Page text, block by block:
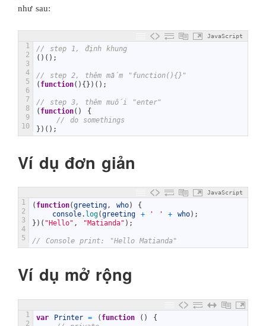
như sau:
JavaScript
1
2
3
4
5
6
7
8
9
10
// step 1, định khung
( ) ( ) ;
// step 2, thêm mắm "function(){}"
( function( ) {} ) ( ) ;
// step 3, thêm muối "enter"
( function( )
{
// do somethings
} ) ( ) ;
Ví dụ đơn giản
JavaScript
1
2
3
4
5
( function(greeting, who)
{
console. log(greeting + ' ' + who) ;
} ) ( "Hello" , "Matianda" ) ;
// Console print: "Hello Matianda"
Ví dụ mở rộng
1
2
var Printer = ( function ( )
{